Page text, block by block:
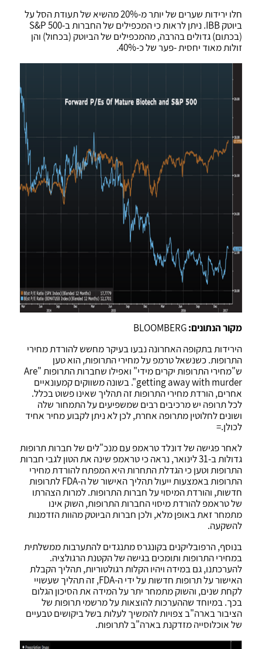
חלו ירידות שערים של יותר מ-20% מהשיא של תעודת הסל על
ביוטק IBB. ניתן לראות כי המכפילים של החברות ב-S&P 500
(בכתום) גדולים בהרבה, מהמכפילים של הביוטק (בכחול) והן
זולות מאוד יחסית -פער של כ-40%.
מקור הנתונים:
הירידות בתקופה האחרונה נבעו בעיקר מחשש להורדת מחירי
התרופות. כשנשאל טרמפ על מחירי התרופות, הוא טען
ש"מחירי התרופות יקרים מידי" ואפילו שחברות התרופות "Are
getting away with murder". בשונה משווקים קמעונאיים
אחרים, הורדת מחירי התרופות זה תהליך שאינו פשוט בכלל.
לכל תרופה יש מרכיבים רבים שמשפיעים על התמחור שלה
ושונים לחלוטין מתרופה אחרת, לכן לא ניתן לקבוע מחיר אחיד
לכולן.=
לאחר פגישה של דונלד טראמפ עם מנכ"לים של חברות תרופות
גדולות ב-31 לינואר, נראה כי טראמפ שינה את הטון לגבי חברות
התרופות וטען כי הגדלת התחרות היא המפתח להורדת מחירי
התרופות באמצעות ייעול תהליך האישור של ה-FDA לתרופות
חדשות, והורדת המיסוי על חברות התרופות. למרות הצהרתו
של טראמפ להורדת מיסוי החברות התרופות, השוק אינו
מתמחר זאת באופן מלא, ולכן חברות הביוטק מהוות הזדמנות
להשקעה.
בנוסף, הרפובליקנים בקונגרס מתנגדים להתערבות ממשלתית
במחירי התרופות ותומכים בגישה של הקטנת הרגולציה.
להערכתנו, גם במידה ויהיו הקלות רגולטוריות, תהליך הקבלת
האישור על תרופות חדשות על ידי ה-FDA, זה תהליך שעשויי
לקחת שנים, והשוק מתמחר יתר על המידה את הסיכון הגלום
בכך. במיוחד שההערכות להוצאות על מרשמי תרופות של
הציבור בארה"ב צפויות להמשיך לעלות בשל ביקושים טבעיים
של אוכלוסייה מזדקנת בארה"ב לתרופות.